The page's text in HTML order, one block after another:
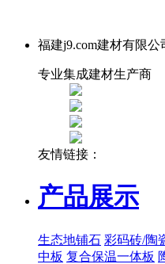
福建j9.com建材有限公
专业集成建材生产商
友情链接：
产品展示
生态地铺石 彩码砖/陶
中板 复合保温一体板